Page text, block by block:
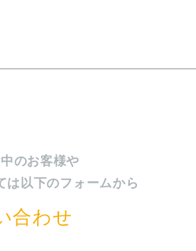
のお客様や
は以下のフォームから
合わせ